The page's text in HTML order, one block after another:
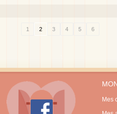
1 2 3 4 5 6
Mes